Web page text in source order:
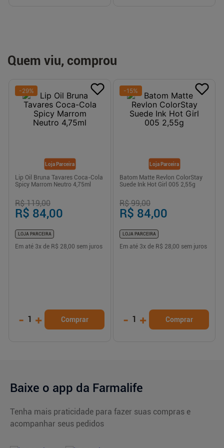
Quem viu, comprou
Loja Parceira
-29%
Lip Oil Bruna Tavares Coca-Cola
Spicy Marrom Neutro 4,75ml
R$ 119,00
R$ 84,00
LOJA PARCEIRA
Em até 3x de R$ 28,00 sem juros
- 1 + Comprar
Loja Parceira
-15%
Batom Matte Revlon ColorStay
Suede Ink Hot Girl 005 2,55g
R$ 99,00
R$ 84,00
LOJA PARCEIRA
Em até 3x de R$ 28,00 sem juros
- 1 + Comprar
Baixe o app da Farmalife
Tenha mais praticidade para fazer suas compras e
acompanhar seus pedidos